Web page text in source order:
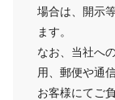
場合は、開示
ます。
なお、当社へ
用、郵便や通
お客様にてご